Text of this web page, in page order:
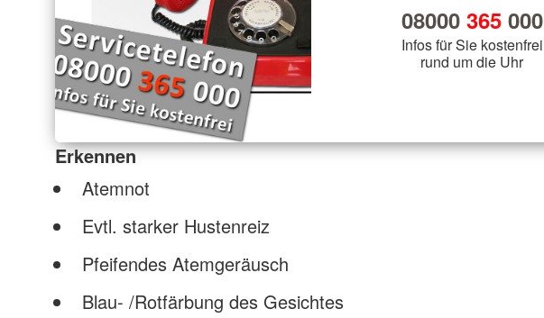
08000 365000
Infos für Sie kostenfrei
rund um die Uhr
Erkennen
Atemnot
Evtl. starker Hustenreiz
Pfeifendes Atemgeräusch
Blau- /Rotfärbung des Gesichtes